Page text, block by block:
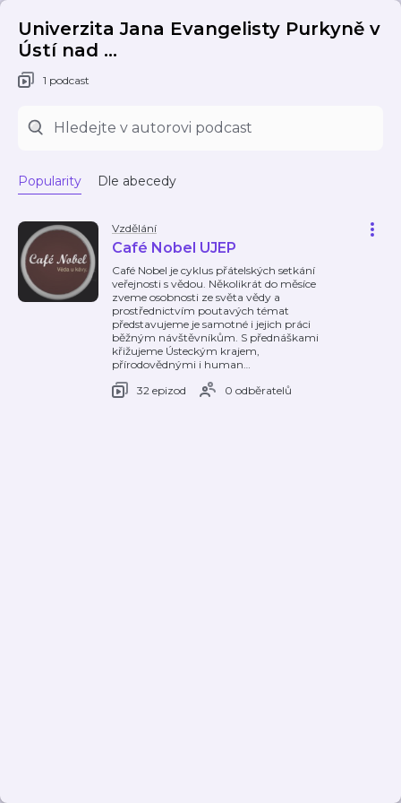
Univerzita Jana Evangelisty Purkyně v
Ústí nad ...
1 podcast
Popularity Dle abecedy
Vzdělání
Café Nobel UJEP
Café Nobel je cyklus přátelských setkání
veřejnosti s vědou. Několikrát do měsíce
zveme osobnosti ze světa vědy a
prostřednictvím poutavých témat
představujeme je samotné i jejich práci
běžným návštěvníkům. S přednáškami
křižujeme Ústeckým krajem,
přírodovědnými i human…
32 epizod
0 odběratelů